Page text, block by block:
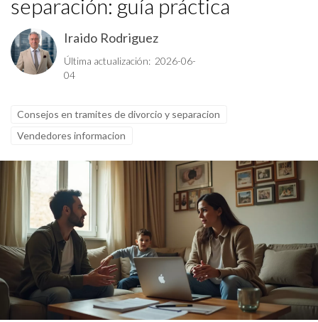
separación: guía práctica
Iraido Rodriguez
Última actualización: 2026-06-
04
Consejos en tramites de divorcio y separacion
Vendedores informacion